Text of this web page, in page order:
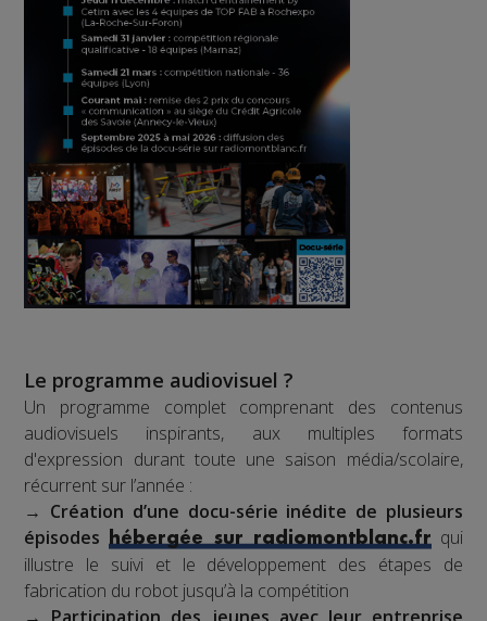
Le programme audiovisuel ?
Un programme complet comprenant des contenus
audiovisuels inspirants, aux multiples formats
d'expression durant toute une saison média/scolaire,
récurrent sur l’année :
→ Création d’une docu-série inédite de plusieurs
épisodes hébergée sur radiomontblanc.frqui
illustre le suivi et le développement des étapes de
fabrication du robot jusqu’à la compétition